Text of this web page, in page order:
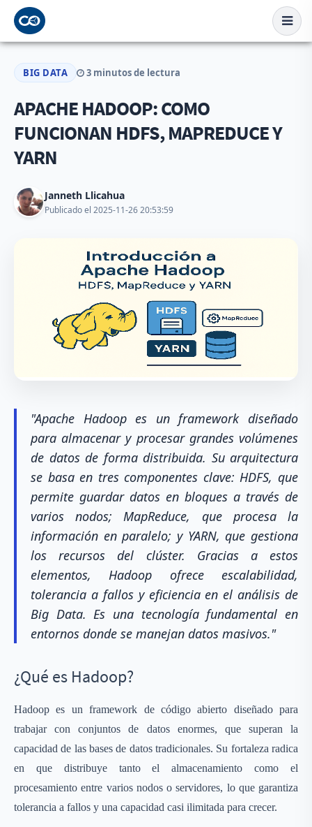
BIG DATA 3 minutos de lectura
APACHE HADOOP: COMO
FUNCIONAN HDFS, MAPREDUCE Y
YARN
Janneth Llicahua
Publicado el 2025-11-26 20:53:59
"Apache Hadoop es un framework diseñado
para almacenar y procesar grandes volúmenes
de datos de forma distribuida. Su arquitectura
se basa en tres componentes clave: HDFS, que
permite guardar datos en bloques a través de
varios nodos; MapReduce, que procesa la
información en paralelo; y YARN, que gestiona
los recursos del clúster. Gracias a estos
elementos, Hadoop ofrece escalabilidad,
tolerancia a fallos y eficiencia en el análisis de
Big Data. Es una tecnología fundamental en
entornos donde se manejan datos masivos."
¿Qué es Hadoop?
Hadoop es un framework de código abierto diseñado para
trabajar con conjuntos de datos enormes, que superan la
capacidad de las bases de datos tradicionales. Su fortaleza radica
en que distribuye tanto el almacenamiento como el
procesamiento entre varios nodos o servidores, lo que garantiza
tolerancia a fallos y una capacidad casi ilimitada para crecer.